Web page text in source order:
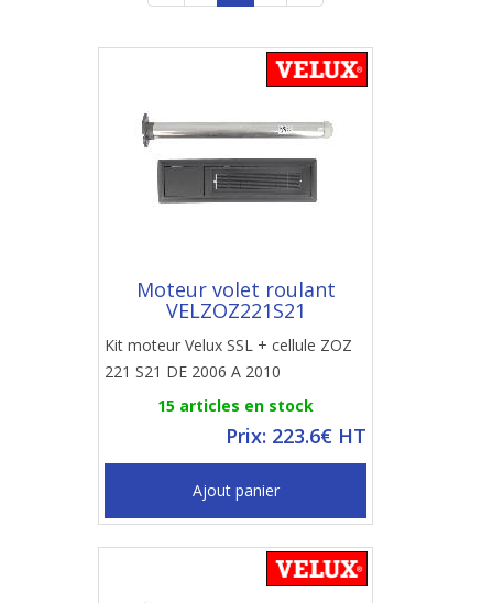
Moteur volet roulant
VELZOZ221S21
Kit moteur Velux SSL + cellule ZOZ
221 S21 DE 2006 A 2010
15 articles en stock
Prix: 223.6€ HT
Ajout panier